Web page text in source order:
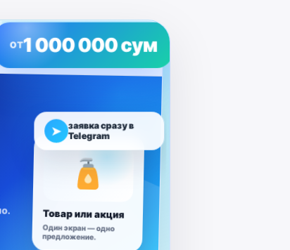
ОТ1 000 000 сум
Медицинская
услуга
Описание, доверие и
запись.
➤
заявка сразу в
Telegram